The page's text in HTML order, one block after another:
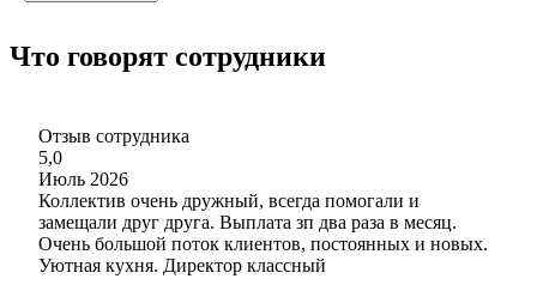
Что говорят сотрудники
Отзыв сотрудника
5,0
Июль 2026
Коллектив очень дружный, всегда помогали и
замещали друг друга. Выплата зп два раза в месяц.
Очень большой поток клиентов, постоянных и новых.
Уютная кухня. Директор классный